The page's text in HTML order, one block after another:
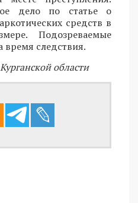
дело по статье о
средств в
Подозреваемые
следствия.
области